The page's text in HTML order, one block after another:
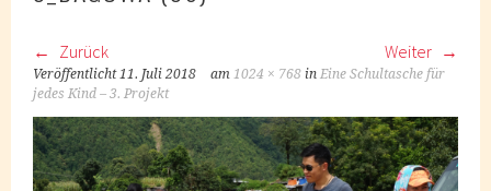
Zurück Weiter
Veröffentlicht11. Juli 2018 am1024 × 768 inEine Schultasche für
jedes Kind – 3. Projekt